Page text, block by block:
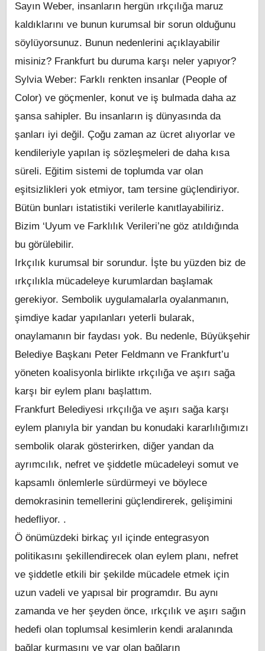
Sayın Weber, insanların hergün ırkçılığa maruz
kaldıklarını ve bunun kurumsal bir sorun olduğunu
söylüyorsunuz. Bunun nedenlerini açıklayabilir
misiniz? Frankfurt bu duruma karşı neler yapıyor?
Sylvia Weber: Farklı renkten insanlar (People of
Color) ve göçmenler, konut ve iş bulmada daha az
şansa sahipler. Bu insanların iş dünyasında da
şanları iyi değil. Çoğu zaman az ücret alıyorlar ve
kendileriyle yapılan iş sözleşmeleri de daha kısa
süreli. Eğitim sistemi de toplumda var olan
eşitsizlikleri yok etmiyor, tam tersine güçlendiriyor.
Bütün bunları istatistiki verilerle kanıtlayabiliriz.
Bizim ‘Uyum ve Farklılık Verileri’ne göz atıldığında
bu görülebilir.
Irkçılık kurumsal bir sorundur. İşte bu yüzden biz de
ırkçılıkla mücadeleye kurumlardan başlamak
gerekiyor. Sembolik uygulamalarla oyalanmanın,
şimdiye kadar yapılanları yeterli bularak,
onaylamanın bir faydası yok. Bu nedenle, Büyükşehir
Belediye Başkanı Peter Feldmann ve Frankfurt’u
yöneten koalisyonla birlikte ırkçılığa ve aşırı sağa
karşı bir eylem planı başlattım.
Frankfurt Belediyesi ırkçılığa ve aşırı sağa karşı
eylem planıyla bir yandan bu konudaki kararlılığımızı
sembolik olarak gösterirken, diğer yandan da
ayrımcılık, nefret ve şiddetle mücadeleyi somut ve
kapsamlı önlemlerle sürdürmeyi ve böylece
demokrasinin temellerini güçlendirerek, gelişimini
hedefliyor. .
Ö önümüzdeki birkaç yıl içinde entegrasyon
politikasını şekillendirecek olan eylem planı, nefret
ve şiddetle etkili bir şekilde mücadele etmek için
uzun vadeli ve yapısal bir programdır. Bu aynı
zamanda ve her şeyden önce, ırkçılık ve aşırı sağın
hedefi olan toplumsal kesimlerin kendi aralanında
bağlar kurmasını ve var olan bağların